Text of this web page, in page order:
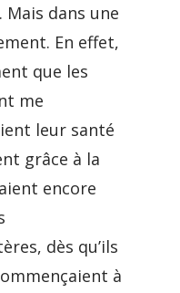
Mais dans une
En effet,
que les
me
leur santé
grâce à la
encore
dès qu’ils
à